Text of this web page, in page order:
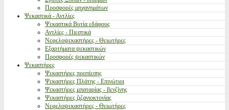
Προσφορές μηχανημάτων
Ψεκαστικά - Αντλίες
Ψεκαστικά Βυτία εδάφους
Αντλίες - Πιεστικά
Νεφελοψεκαστήρες - Θειωτήρες
Εξαρτήματα ψεκαστικών
Προσφορές ψεκαστικών
Ψεκαστήρες
Ψεκαστήρες προπίεσης
Ψεκαστήρες Πλάτης - Επινώτιοι
Ψεκαστήρες μπαταρίας - βενζίνης
Ψεκαστήρες ζιζανιοκτονίας
Νεφελοψεκαστήρες - Θειωτήρες